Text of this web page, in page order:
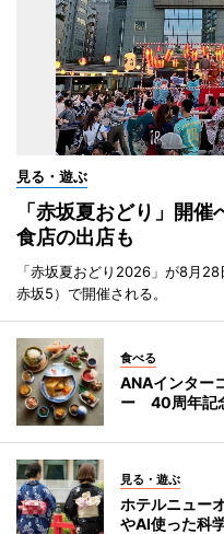
見る・遊ぶ
「赤坂夏おどり」開
食店の出店も
「赤坂夏おどり2026」が8月
赤坂5）で開催される。
食べる
ANAインター
ー 40周年記
見る・遊ぶ
ホテルニュー
やAI使った科